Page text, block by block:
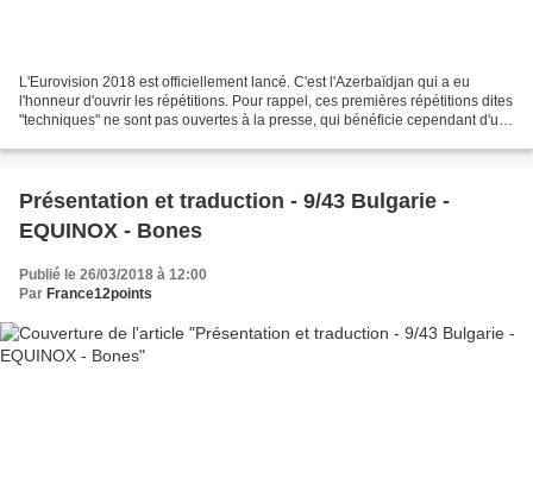
L'Eurovision 2018 est officiellement lancé. C'est l'Azerbaïdjan qui a eu
l'honneur d'ouvrir les répétitions. Pour rappel, ces premières répétitions dites
"techniques" ne sont pas ouvertes à la presse, qui bénéficie cependant d'un
Présentation et traduction - 9/43 Bulgarie -
EQUINOX - Bones
Publié le 26/03/2018 à 12:00
Par France12points